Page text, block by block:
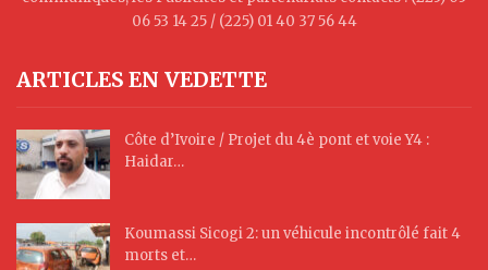
06 53 14 25 / (225) 01 40 37 56 44
ARTICLES EN VEDETTE
Côte d’Ivoire / Projet du 4è pont et voie Y4 :
Haidar…
Koumassi Sicogi 2: un véhicule incontrôlé fait 4
morts et…